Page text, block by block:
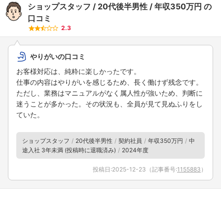
ショップスタッフ 20代後半男性 年収350万円 の
口コミ
2.3
やりがいの口コミ
お客様対応は、純粋に楽しかったです。
仕事の内容はやりがいを感じるため、長く働けず残念です。
ただし、業務はマニュアルがなく属人性が強いため、判断に
迷うことが多かった。その状況も、全員が見て見ぬふりをし
ていた。
ショップスタッフ 20代後半男性 契約社員 年収350万円
中
途入社 3年未満 (投稿時に退職済み)
2024年度
投稿日:2025-12-23 （記事番号:1155883 ）